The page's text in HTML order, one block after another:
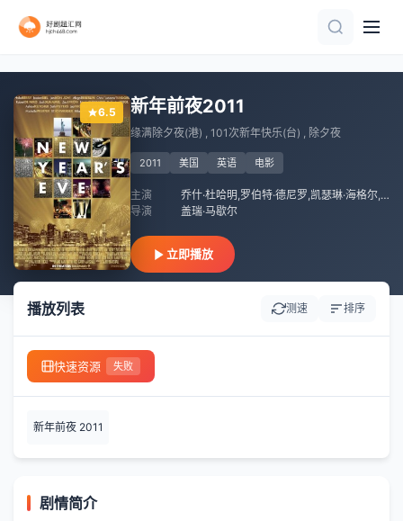
6.5 新年前夜2011
缘满除夕夜(港) , 101次新年快乐(台) , 除夕夜
2011 美国 英语 电影
主演
乔什·杜哈明,罗伯特·德尼罗,凯瑟琳·海格尔,阿什顿·库彻
导演
盖瑞·马歇尔
立即播放
播放列表 测速 排序
快速资源 失败
新年前夜 2011
剧情简介
已完结
正片
HD
正片
已完结
HD中字
正片
HD